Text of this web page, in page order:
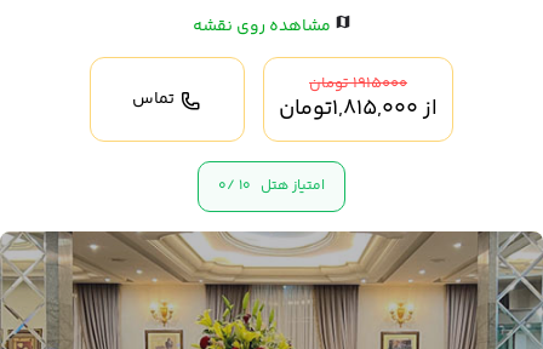
مشاهده روی نقشه
1915000 تومان
از1,815,000تومان تماس
امتیاز هتل 10 /
0